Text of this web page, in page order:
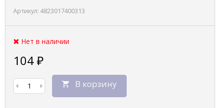
Артикул: 4823017400313
Нет в наличии
104₽
В корзину